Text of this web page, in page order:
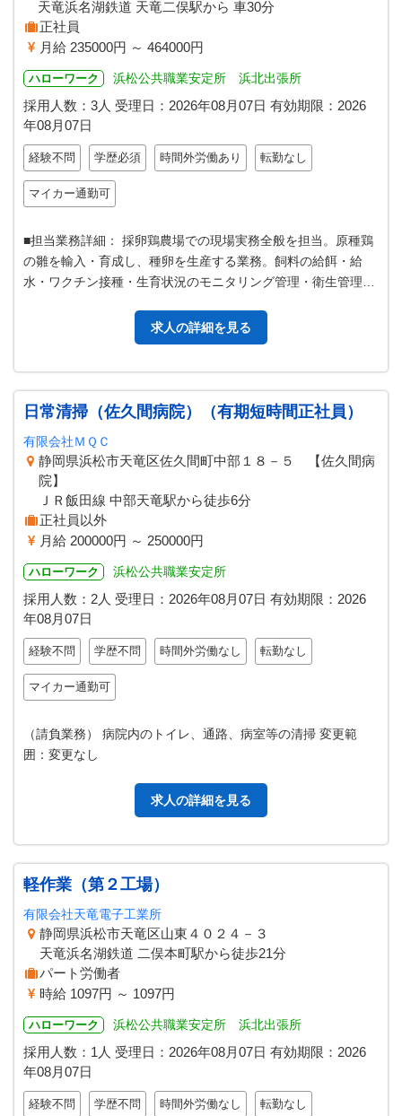
天竜浜名湖鉄道 天竜二俣駅から 車30分
正社員
月給 235000円 ～ 464000円
ハローワーク 浜松公共職業安定所 浜北出張所
採用人数：3人 受理日： 2026年08月07日 有効期限： 2026
年08月07日
経験不問 学歴必須 時間外労働あり 転勤なし
マイカー通勤可
■担当業務詳細： 採卵鶏農場での現場実務全般を担当。原種鶏
の雛を輸入・育成し、種卵を生産する業務。飼料の給餌・給
水・ワクチン接種・生育状況のモニタリング管理・衛生管理
求人の詳細を見る
日常清掃（佐久間病院）（有期短時間正社員）
有限会社ＭＱＣ
静岡県浜松市天竜区佐久間町中部１８－５ 【佐久間病
院】
ＪＲ飯田線 中部天竜駅から徒歩6分
正社員以外
月給 200000円 ～ 250000円
ハローワーク 浜松公共職業安定所
採用人数：2人 受理日： 2026年08月07日 有効期限： 2026
年08月07日
経験不問 学歴不問 時間外労働なし 転勤なし
マイカー通勤可
（請負業務） 病院内のトイレ、通路、病室等の清掃 変更範
囲：変更なし
求人の詳細を見る
軽作業（第２工場）
有限会社天竜電子工業所
静岡県浜松市天竜区山東４０２４－３
天竜浜名湖鉄道 二俣本町駅から徒歩21分
パート労働者
時給 1097円 ～ 1097円
ハローワーク 浜松公共職業安定所 浜北出張所
採用人数：1人 受理日： 2026年08月07日 有効期限： 2026
年08月07日
経験不問 学歴不問 時間外労働なし 転勤なし